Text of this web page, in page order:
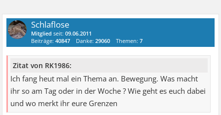
Schlaflose
Mitglied seit:09.06.2011
Beiträge:40847 Danke:29060 Themen:7
Zitat von RK1986:
Ich fang heut mal ein Thema an. Bewegung. Was macht
ihr so am Tag oder in der Woche ? Wie geht es euch dabei
und wo merkt ihr eure Grenzen